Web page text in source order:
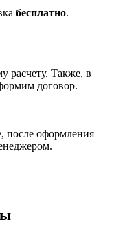
бесплатно.
расчету. Также, в
договор.
после оформления